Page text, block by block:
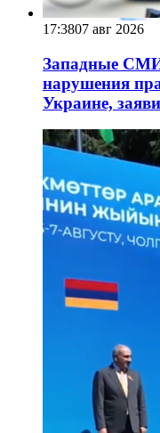
17:3807 авг 2026
Западные
нарушения
Украине,